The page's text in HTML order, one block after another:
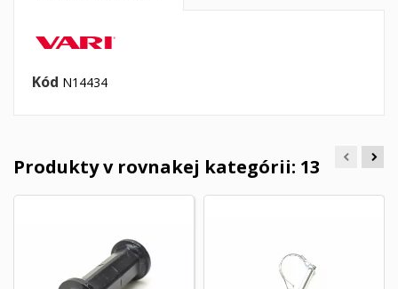
Kód N14434
Produkty v rovnakej kategórii: 13